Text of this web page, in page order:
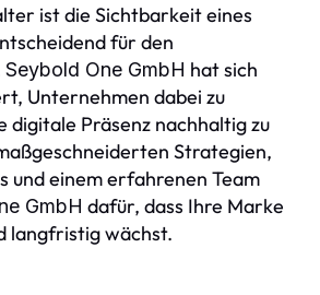
ist die Sichtbarkeit eines
für den
Seybold One GmbH hat sich
Unternehmen dabei zu
digitale Präsenz nachhaltig zu
Strategien,
und einem erfahrenen Team
GmbH dafür, dass Ihre Marke
langfristig wächst.